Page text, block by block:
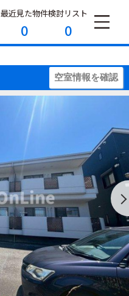
最近見た物件
0
検討リスト
0
空室情報を確認